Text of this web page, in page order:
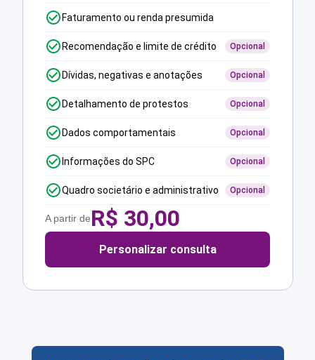
Faturamento ou renda presumida
Recomendação e limite de crédito Opcional
Dívidas, negativas e anotações Opcional
Detalhamento de protestos Opcional
Dados comportamentais Opcional
Informações do SPC Opcional
Quadro societário e administrativo Opcional
A partir deR$ 30,00
Personalizar consulta